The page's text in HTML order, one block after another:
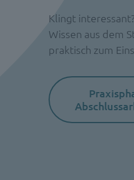
Klingt
Wissen aus dem
praktisch zum